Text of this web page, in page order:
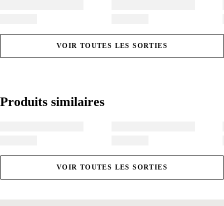
VOIR TOUTES LES SORTIES
Produits similaires
Produits similaires
VOIR TOUTES LES SORTIES